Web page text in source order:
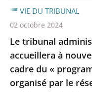
Le tribunal
accueillera à
cadre du «
organisé par le
VIE DU TRIBUNAL
02 octobre 2024